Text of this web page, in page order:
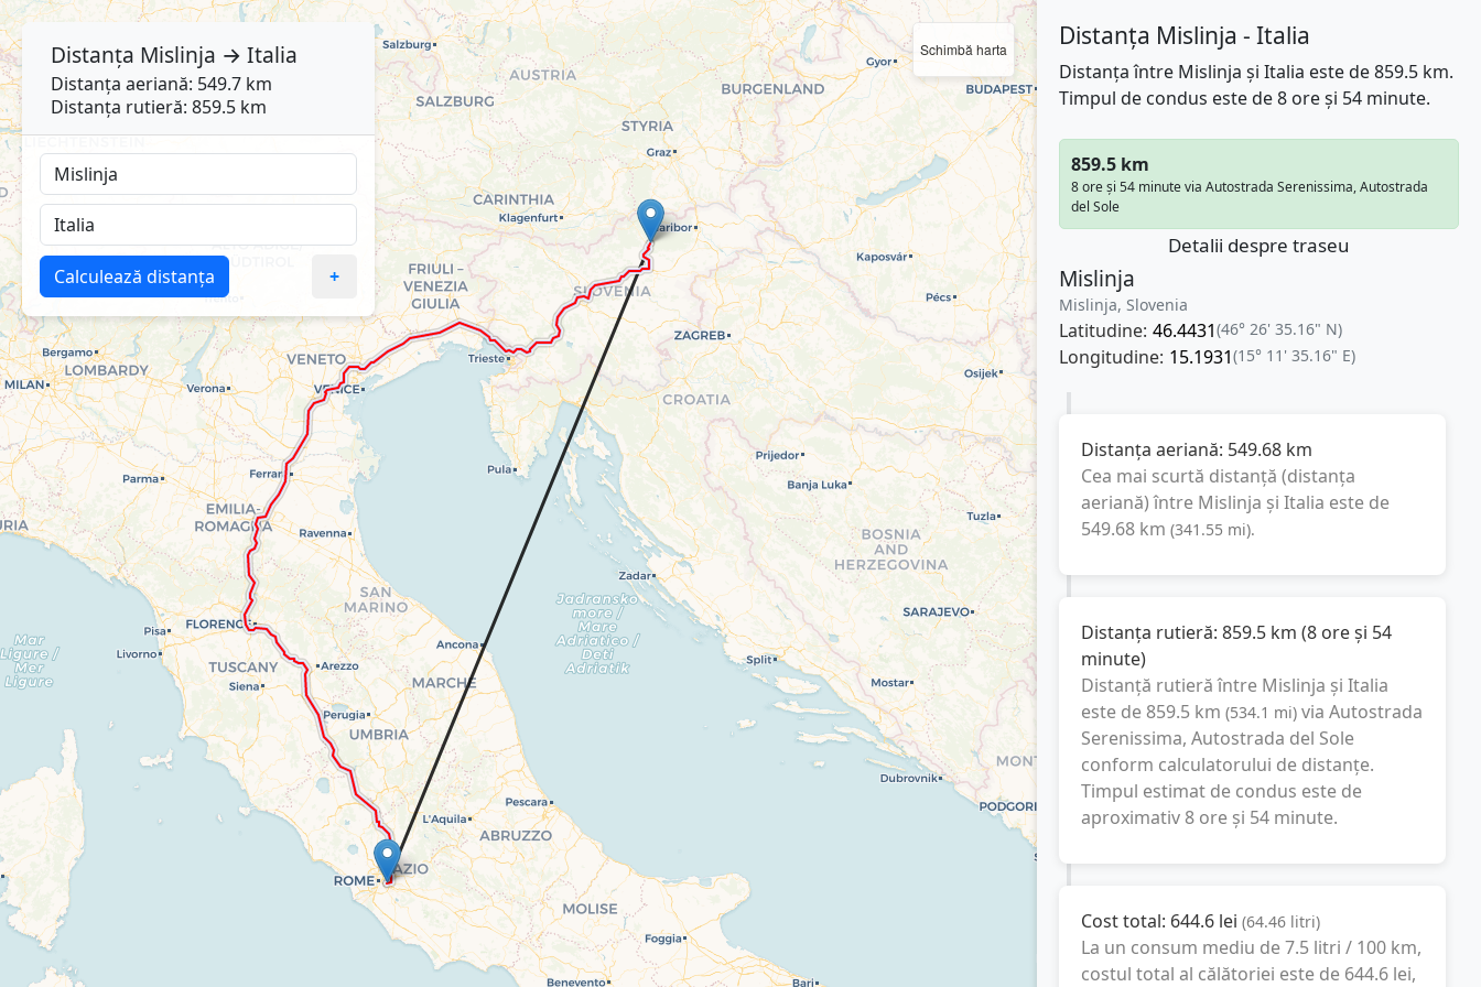
Schimbă harta Distanța Mislinja - Italia
Distanța între Mislinja și Italia este de 859.5 km.
Timpul de condus este de 8 ore și 54 minute.
859.5 km
8 ore și 54 minute via Autostrada Serenissima, Autostrada
del Sole
Detalii despre traseu
Mislinja
Mislinja, Slovenia
Latitudine: 46.4431(46° 26' 35.16" N)
Longitudine: 15.1931(15° 11' 35.16" E)
Distanța aeriană: 549.68 km
Cea mai scurtă distanță (distanța
aeriană) între Mislinja și Italia este de
549.68 km (341.55 mi).
Distanța rutieră: 859.5 km (8 ore și 54
minute)
Distanță rutieră între Mislinja și Italia
este de 859.5 km (534.1 mi) via Autostrada
Serenissima, Autostrada del Sole
conform calculatorului de distanțe.
Timpul estimat de condus este de
aproximativ 8 ore și 54 minute.
Cost total: 644.6 lei (64.46 litri)
La un consum mediu de7.5 litri / 100 km,
costul total al călătoriei este de 644.6 lei,
Distanța Mislinja → Italia
Distanța aeriană: 549.7 km
Distanța rutieră: 859.5 km
Calculează distanța +